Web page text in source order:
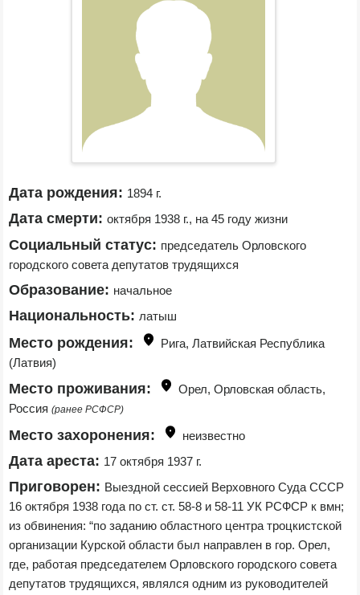
Дата рождения: 1894 г.
Дата смерти: октября 1938 г., на 45 году жизни
Социальный статус: председатель Орловского
городского совета депутатов трудящихся
Образование: начальное
Национальность: латыш
Место рождения:
Рига, Латвийская Республика
(Латвия)
Место проживания:
Орел, Орловская область,
Россия (ранее РСФСР)
Место захоронения: неизвестно
Дата ареста: 17 октября 1937 г.
Приговорен: Выездной сессией Верховного Суда СССР
16 октября 1938 года по ст. ст. 58-8 и 58-11 УК РСФСР к вмн;
из обвинения: “по заданию областного центра троцкистской
организации Курской области был направлен в гор. Орел,
где, работая председателем Орловского городского совета
депутатов трудящихся, являлся одним из руководителей